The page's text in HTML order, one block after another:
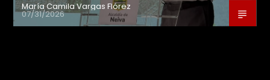
María Camila Vargas Flórez
07/31/2026